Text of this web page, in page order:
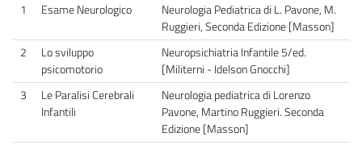
1
Esame Neurologico
Neurologia Pediatrica di L. Pavone, M.
Ruggieri, Seconda Edizione [Masson]
2
Lo sviluppo
psicomotorio
Neuropsichiatria Infantile 5/ed.
[Militerni - Idelson Gnocchi]
3
Le Paralisi Cerebrali
Infantili
Neurologia pediatrica di Lorenzo
Pavone, Martino Ruggieri. Seconda
Edizione [Masson]